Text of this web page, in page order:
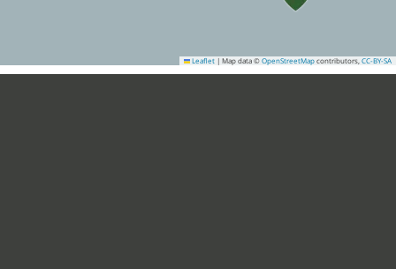
Leaflet | Map data © OpenStreetMap contributors, CC-BY-SA